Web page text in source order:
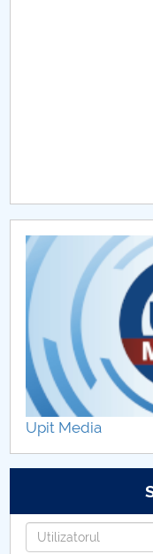
Chestionar
CAR2026
MENIU CANTINA
Hotărâri Senat
Hotărâri Senat
Hotărâri Senat
Hotărâri Senat
Hotărâri Senat
Hotărâri Senat
Upit Media
Username